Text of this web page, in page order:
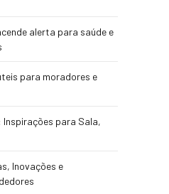
alerta para saúde e
para moradores e
para Sala,
Inovações e